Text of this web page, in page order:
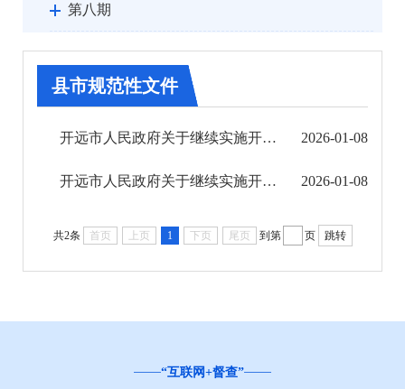
第八期
第九期
第十期
第十一期
第十二期
州政府文件
州政府办公室文件
县市规范性文件
开远市人民政府关于继续实施开远市城市餐饮服务行业油烟污染防治管理办法（试行）的决定 2026-01-08
开远市人民政府关于继续实施开远市商品房预售资金监管实施细则（试行）的决定 2026-01-08
共2条 首页 上页 1 下页 尾页 到第 页 跳转
“互联网+督查”